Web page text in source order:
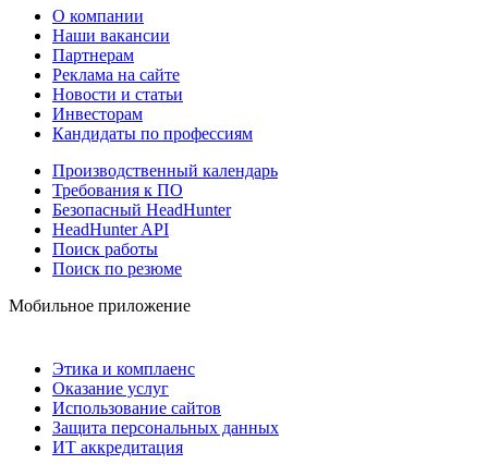
О компании
Наши вакансии
Партнерам
Реклама на сайте
Новости и статьи
Инвесторам
Кандидаты по профессиям
Производственный календарь
Требования к ПО
Безопасный HeadHunter
HeadHunter API
Поиск работы
Поиск по резюме
Мобильное приложение
Этика и комплаенс
Оказание услуг
Использование сайтов
Защита персональных данных
ИТ аккредитация